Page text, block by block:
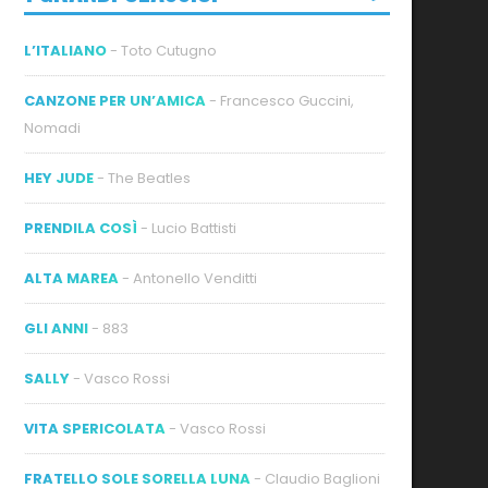
L’ITALIANO - Toto Cutugno
CANZONE PER UN’AMICA - Francesco Guccini,
Nomadi
HEY JUDE - The Beatles
PRENDILA COSÌ - Lucio Battisti
ALTA MAREA - Antonello Venditti
GLI ANNI - 883
SALLY - Vasco Rossi
VITA SPERICOLATA - Vasco Rossi
FRATELLO SOLE SORELLA LUNA - Claudio Baglioni